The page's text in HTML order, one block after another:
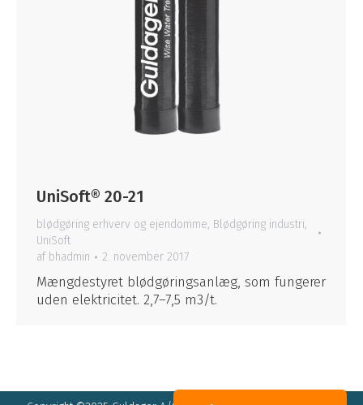
UniSoft® 20-21
blødgøring erhverv og ejendomme, Blødgøring industri,
UniSoft
af bhadmin 2. november 2017
Mængdestyret blødgøringsanlæg, som fungerer
uden elektricitet. 2,7–7,5 m3/t.